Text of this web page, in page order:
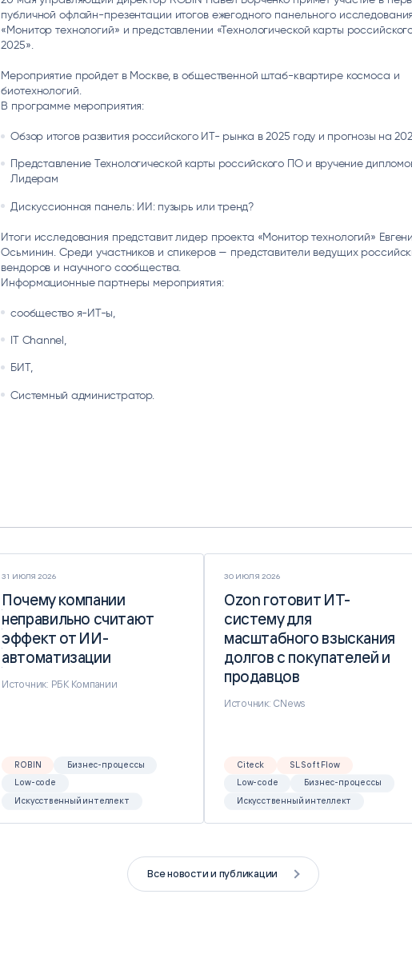
Robovoice
ГОЛОСОВЫЕ И ТЕКСТОВЫЕ БОТЫ
Преферентум
ИНТЕЛЛЕКТУАЛЬНАЯ ОБРАБОТКА
ТЕКСТА
MD Audit
КОНТРОЛЬ ОПЕРАЦИОННОЙ
публичной офлайн-презентации итогов ежегодного панельного исследования
«Монитор технологий» и представлении «Технологической карты
2025».
Мероприятие пройдет в Москве, в общественной штаб-квартире космоса и
биотехнологий.
В программе мероприятия:
Обзор итогов развития российского ИТ- рынка в 2025 году и прогнозы на
Представление Технологической карты российского ПО и вручение
Лидерам
Дискуссионная панель: ИИ: пузырь или тренд?
Итоги исследования представит лидер проекта «Монитор технологий»
Осьминин. Среди участников и спикеров — представители ведущих
вендоров и научного сообщества.
Информационные партнеры мероприятия:
сообщество я-ИТ-ы,
IT Channel,
БИТ,
Системный администратор.
31 ИЮЛЯ 2026
Почему компании
неправильно считают
эффект от ИИ-
автоматизации
Почему компании
неправильно считают
эффект от ИИ-
автоматизации
Источник: РБК Компании
ROBIN
Бизнес-процессы
Low-code
Искусственный интеллект
30 ИЮЛЯ 2026
Ozon готовит ИТ-
систему для
масштабного взыскания
долгов с покупателей и
продавцов
Ozon готовит ИТ-
систему для
масштабного взыскания
долгов с покупателей и
продавцов
Источник: CNews
Citeck
SL Soft Flow
Low-code
Бизнес-процессы
Искусственный интеллект
Все новости и публикации